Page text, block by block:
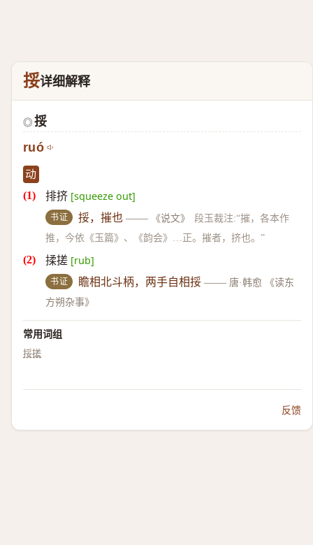
挼详细解释
◎ 挼
ruó
动
排挤 [squeeze out]
书证 挼，摧也 —— 《说文》
段玉裁注:“摧，各本作
推，今依《玉篇》、《韵会》…正。摧者，挤也。”
揉搓 [rub]
书证 瞻相北斗柄，两手自相挼 —— 唐·韩愈 《读东
方朔杂事》
常用词组
挼搓
反馈